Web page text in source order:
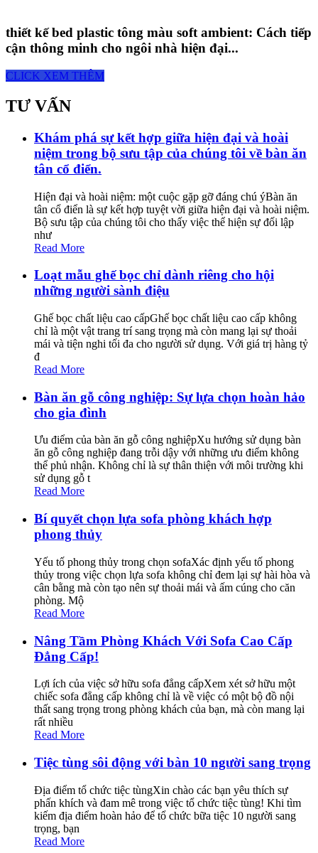
thiết kế bed plastic tông màu soft ambient: Cách tiếp
cận thông minh cho ngôi nhà hiện đại...
CLICK XEM THÊM
TƯ VẤN
Khám phá sự kết hợp giữa hiện đại và hoài
niệm trong bộ sưu tập của chúng tôi về bàn ăn
tân cổ điển.
Hiện đại và hoài niệm: một cuộc gặp gỡ đáng chú ýBàn ăn
tân cổ điển là sự kết hợp tuyệt vời giữa hiện đại và hoài niệm.
Bộ sưu tập của chúng tôi cho thấy việc thể hiện sự đối lập
như
Read More
Loạt mẫu ghế bọc chỉ dành riêng cho hội
những người sành điệu
Ghế bọc chất liệu cao cấpGhế bọc chất liệu cao cấp không
chỉ là một vật trang trí sang trọng mà còn mang lại sự thoải
mái và tiện nghi tối đa cho người sử dụng. Với giá trị hàng tỷ
đ
Read More
Bàn ăn gỗ công nghiệp: Sự lựa chọn hoàn hảo
cho gia đình
Ưu điểm của bàn ăn gỗ công nghiệpXu hướng sử dụng bàn
ăn gỗ công nghiệp đang trỗi dậy với những ưu điểm không
thể phủ nhận. Không chỉ là sự thân thiện với môi trường khi
sử dụng gỗ t
Read More
Bí quyết chọn lựa sofa phòng khách hợp
phong thủy
Yếu tố phong thủy trong chọn sofaXác định yếu tố phong
thủy trong việc chọn lựa sofa không chỉ đem lại sự hài hòa và
cân bằng mà còn tạo nên sự thoải mái và ấm cúng cho căn
phòng. Mộ
Read More
Nâng Tầm Phòng Khách Với Sofa Cao Cấp
Đẳng Cấp!
Lợi ích của việc sở hữu sofa đẳng cấpXem xét sở hữu một
chiếc sofa đẳng cấp không chỉ là về việc có một bộ đồ nội
thất sang trọng trong phòng khách của bạn, mà còn mang lại
rất nhiều
Read More
Tiệc tùng sôi động với bàn 10 người sang trọng
Địa điểm tổ chức tiệc tùngXin chào các bạn yêu thích sự
phấn khích và đam mê trong việc tổ chức tiệc tùng! Khi tìm
kiếm địa điểm hoàn hảo để tổ chức bữa tiệc 10 người sang
trọng, bạn
Read More